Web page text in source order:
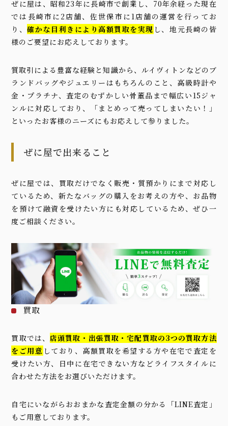
ぜに屋は、昭和23年に長崎市で創業し、70年余経った現在
では長崎市に2店舗、佐世保市に1店舗の運営を行ってお
り、確かな目利きにより高額買取を実現 し、地元長崎の皆
様のご要望にお応えしております。
質取引による豊富な経験と知識から、ルイヴィトンなどのブ
ランドバッグやジュエリーはもちろんのこと、高級時計や
金・プラチナ、査定のむずかしい骨董品まで幅広い15ジャ
ンルに対応しており、「まとめって売ってしまいたい！」
といったお客様のニーズにもお応えして参りました。
ぜに屋で出来ること
ぜに屋では、買取だけでなく販売・質預かりにまで対応し
ているため、新たなバッグの購入をお考えの方や、お品物
を預けて融資を受けたい方にも対応しているため、ぜひ一
度ご相談ください。
買取
買取では、店頭買取・出張買取・宅配買取の3つの買取方法
をご用意 しており、高額買取を希望する方や在宅で査定を
受けたい方、日中に在宅できない方などライフスタイルに
合わせた方法をお選びいただけます。
自宅にいながらおおまかな査定金額の分かる「LINE査定」
もご用意しております。